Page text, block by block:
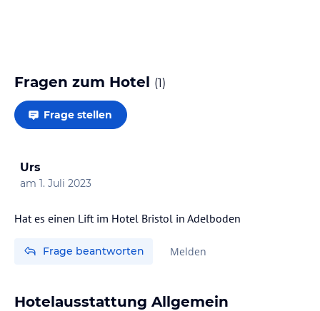
Fragen zum Hotel (1)
Frage stellen
Urs
am 1. Juli 2023
Hat es einen Lift im Hotel Bristol in Adelboden
Frage beantworten Melden
Hotelausstattung Allgemein